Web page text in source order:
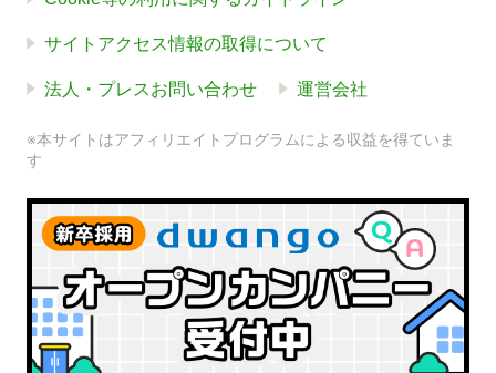
サイトアクセス情報の取得について
法人・プレスお問い合わせ 運営会社
※本サイトはアフィリエイトプログラムによる収益を得ていま
す